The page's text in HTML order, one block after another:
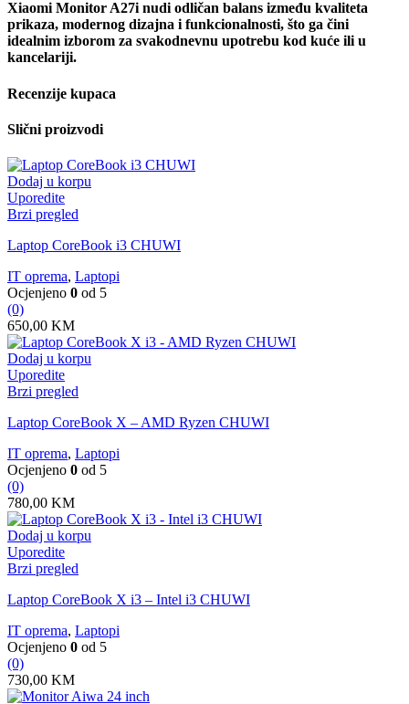
Xiaomi Monitor A27i nudi odličan balans između kvaliteta
prikaza, modernog dizajna i funkcionalnosti, što ga čini
idealnim izborom za svakodnevnu upotrebu kod kuće ili u
kancelariji.
Recenzije kupaca
Slični proizvodi
Dodaj u korpu
Uporedite
Brzi pregled
Laptop CoreBook i3 CHUWI
IT oprema, Laptopi
Ocjenjeno 0 od 5
(0)
650,00 KM
Dodaj u korpu
Uporedite
Brzi pregled
Laptop CoreBook X – AMD Ryzen CHUWI
IT oprema, Laptopi
Ocjenjeno 0 od 5
(0)
780,00 KM
Dodaj u korpu
Uporedite
Brzi pregled
Laptop CoreBook X i3 – Intel i3 CHUWI
IT oprema, Laptopi
Ocjenjeno 0 od 5
(0)
730,00 KM